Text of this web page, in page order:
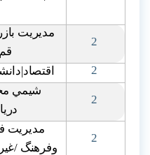
2
مديريت
2
2
شيمي
2
مديريت
وفرهنگ /